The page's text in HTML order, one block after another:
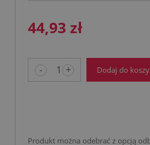
44,93 zł
- + Dodaj do
Produkt można odebrać z opcją